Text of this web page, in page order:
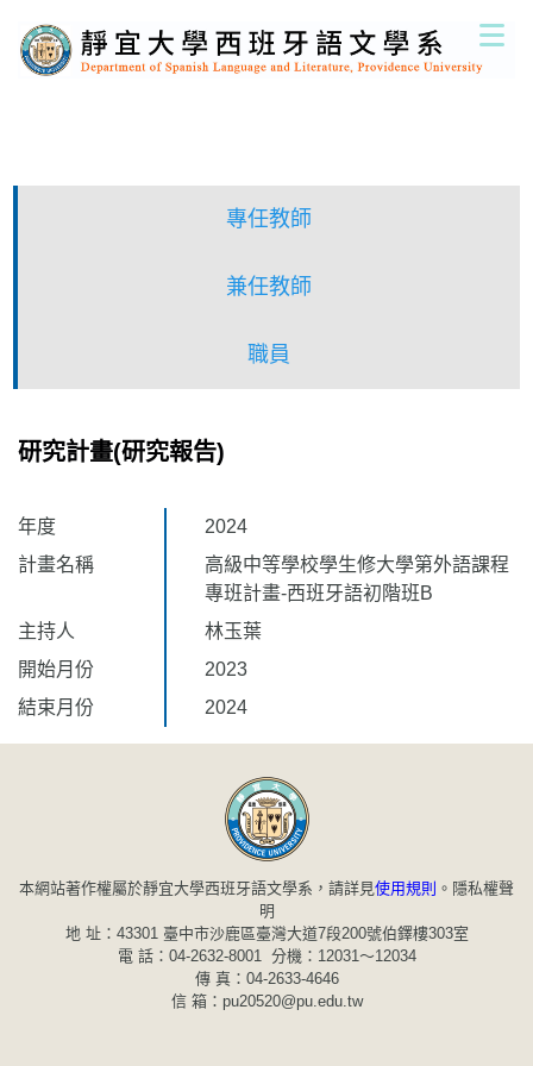
到
主
專任教師
兼任教師
職員
研究計畫(研究報告)
年度
2024
計畫名稱
高級中等學校學生修大學第外語課程
專班計畫-西班牙語初階班B
主持人
林玉葉
開始月份
2023
結束月份
2024
本網站著作權屬於靜宜大學西班牙語文學系，請詳見使用規則 。 隱私權聲
明
地 址：43301 臺中市沙鹿區臺灣大道7段200號伯鐸樓303室
電 話：04-2632-8001 分機：12031～12034
傳 真：04-2633-4646
信 箱：pu20520@pu.edu.tw